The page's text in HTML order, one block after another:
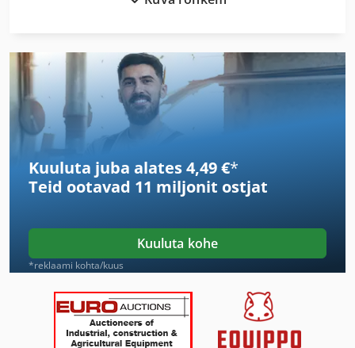
Ga 90 Vsd
German
International 2674
International 433
International 434
International 560
Ka 77
Kgs 1670
Kraana Raudtee
Kuuluta juba alates 4,49 €*
Teid ootavad 11 miljonit ostjat
Kuuluta kohe
*reklaami kohta/kuus